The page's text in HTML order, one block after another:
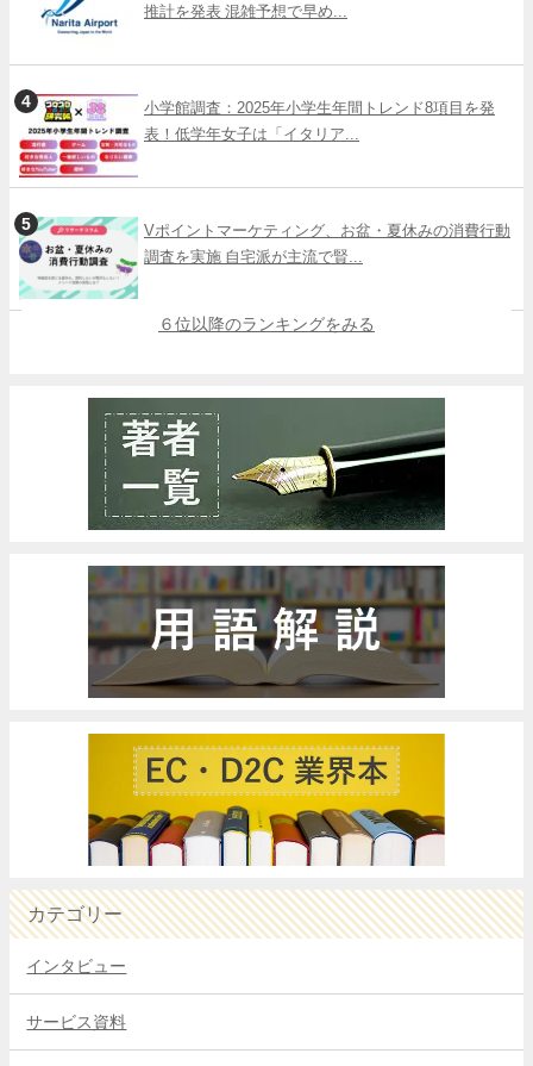
推計を発表 混雑予想で早め...
小学館調査：2025年小学生年間トレンド8項目を発
表！低学年女子は「イタリア...
Vポイントマーケティング、お盆・夏休みの消費行動
調査を実施 自宅派が主流で賢...
６位以降のランキングをみる
カテゴリー
インタビュー
サービス資料